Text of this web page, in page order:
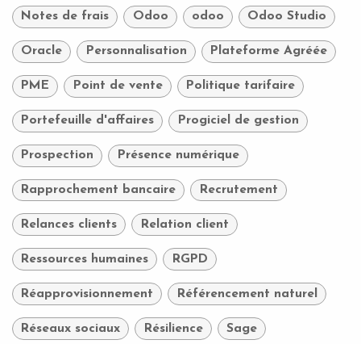
Notes de frais Odoo odoo Odoo Studio
Oracle Personnalisation Plateforme Agréée
PME Point de vente Politique tarifaire
Portefeuille d'affaires Progiciel de gestion
Prospection Présence numérique
Rapprochement bancaire Recrutement
Relances clients Relation client
Ressources humaines RGPD
Réapprovisionnement Référencement naturel
Réseaux sociaux Résilience Sage